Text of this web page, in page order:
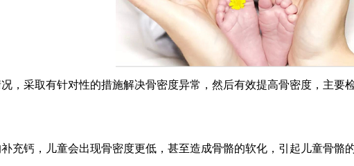
，采取有针对性的措施解决骨密度异常，然后有效提高骨密度，主
充钙，儿童会出现骨密度更低，甚至造成骨骼的软化，引起儿童骨骼